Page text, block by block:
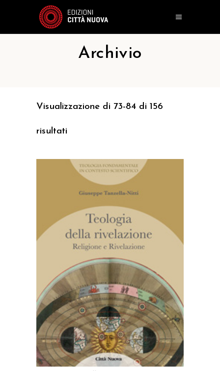
Archivio
Visualizzazione di 73-84 di 156
risultati
AGGIUNGI AL CARRELLO